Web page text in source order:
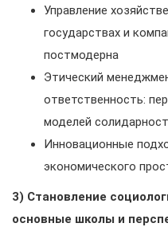
Управление
государствах и
постмодерна
Этический
ответственность:
моделей
Инновационные
экономического
3) Становление
основные школы и